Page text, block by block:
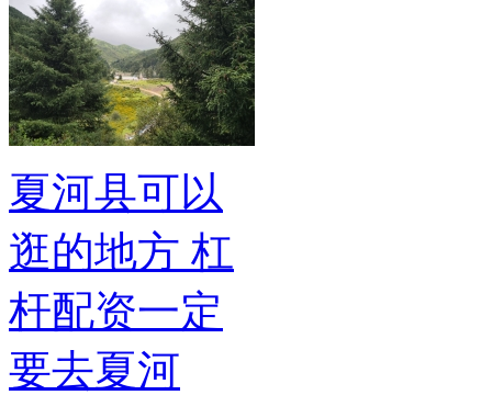
夏河县可以
逛的地方 杠
杆配资一定
要去夏河